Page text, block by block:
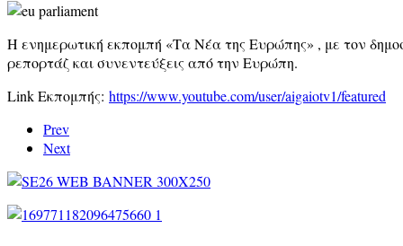
H ενημερωτική εκπομπή «Τα Νέα της Ευρώπης» , με τον
ρεπορτάζ και συνεντεύξεις από την Ευρώπη.
Link Εκπομπής: https://www.youtube.com/user/aigaiotv1/featured
Prev
Next